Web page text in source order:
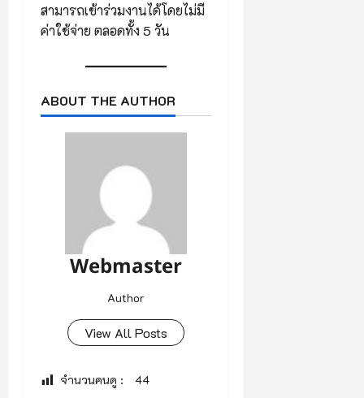
สามารถเข้าร่วมงานได้โดยไม่มี
ค่าใช้จ่าย ตลอดทั้ง 5 วัน
ABOUT THE AUTHOR
Webmaster
Author
View All Posts
จำนวนคนดู : 44